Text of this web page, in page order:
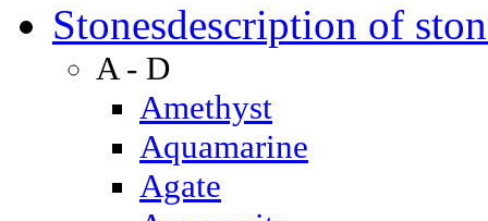
Stonesdescription of
A - D
Amethyst
Aquamarine
Agate